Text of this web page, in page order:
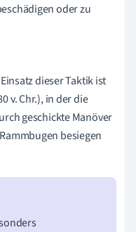
oder zu
dieser Taktik ist
v. Chr.), in der die
geschickte Manöver
besiegen